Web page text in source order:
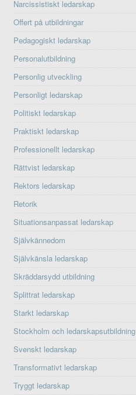
Narcissistiskt ledarskap
Offert på utbildningar
Pedagogiskt ledarskap
Personalutbildning
Personlig utveckling
Personligt ledarskap
Politiskt ledarskap
Praktiskt ledarskap
Professionellt ledarskap
Rättvist ledarskap
Rektors ledarskap
Retorik
Situationsanpassat ledarskap
Självkännedom
Självkänsla ledarskap
Skräddarsydd utbildning
Splittrat ledarskap
Starkt ledarskap
Stockholm och ledarskapsutbildning
Svenskt ledarskap
Transformativt ledarskap
Tryggt ledarskap